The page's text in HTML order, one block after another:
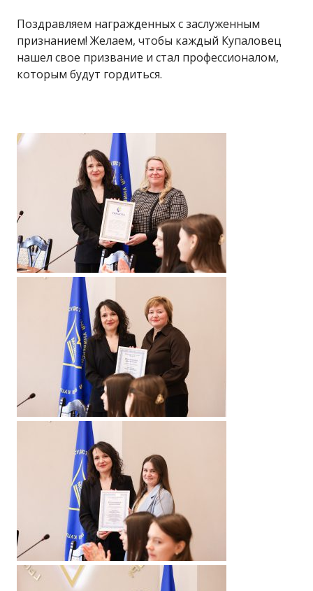
Поздравляем награжденных с заслуженным
признанием! Желаем, чтобы каждый Купаловец
нашел свое призвание и стал профессионалом,
которым будут гордиться.